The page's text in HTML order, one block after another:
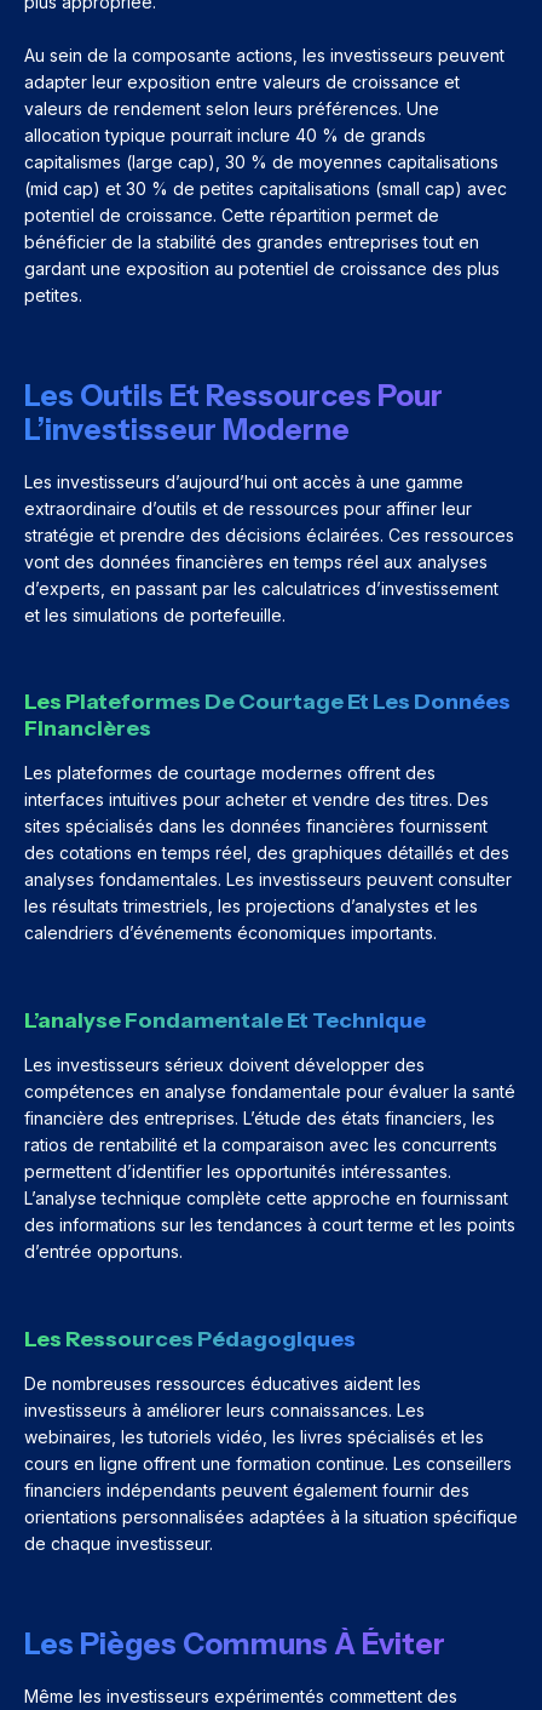
Au sein de la composante actions, les investisseurs peuvent
adapter leur exposition entre valeurs de croissance et
valeurs de rendement selon leurs préférences. Une
allocation typique pourrait inclure 40 % de grands
capitalismes (large cap), 30 % de moyennes capitalisations
(mid cap) et 30 % de petites capitalisations (small cap) avec
potentiel de croissance. Cette répartition permet de
bénéficier de la stabilité des grandes entreprises tout en
gardant une exposition au potentiel de croissance des plus
petites.
Les Outils Et Ressources Pour
L’investisseur Moderne
Les investisseurs d’aujourd’hui ont accès à une gamme
extraordinaire d’outils et de ressources pour affiner leur
stratégie et prendre des décisions éclairées. Ces ressources
vont des données financières en temps réel aux analyses
d’experts, en passant par les calculatrices d’investissement
et les simulations de portefeuille.
Les Plateformes De Courtage Et Les Données
Financières
Les plateformes de courtage modernes offrent des
interfaces intuitives pour acheter et vendre des titres. Des
sites spécialisés dans les données financières fournissent
des cotations en temps réel, des graphiques détaillés et des
analyses fondamentales. Les investisseurs peuvent consulter
les résultats trimestriels, les projections d’analystes et les
calendriers d’événements économiques importants.
L’analyse Fondamentale Et Technique
Les investisseurs sérieux doivent développer des
compétences en analyse fondamentale pour évaluer la santé
financière des entreprises. L’étude des états financiers, les
ratios de rentabilité et la comparaison avec les concurrents
permettent d’identifier les opportunités intéressantes.
L’analyse technique complète cette approche en fournissant
des informations sur les tendances à court terme et les points
d’entrée opportuns.
Les Ressources Pédagogiques
De nombreuses ressources éducatives aident les
investisseurs à améliorer leurs connaissances. Les
webinaires, les tutoriels vidéo, les livres spécialisés et les
cours en ligne offrent une formation continue. Les conseillers
financiers indépendants peuvent également fournir des
orientations personnalisées adaptées à la situation spécifique
de chaque investisseur.
Les Pièges Communs À Éviter
Même les investisseurs expérimentés commettent des